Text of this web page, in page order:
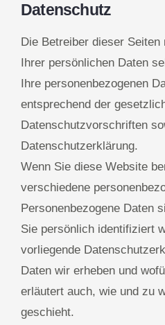
Datenschutz
Die Betreiber dieser Seiten
Ihrer persönlichen Daten
Ihre personenbezogenen
entsprechend der
Datenschutzvorschriften
Datenschutzerklärung.
Wenn Sie diese Website
verschiedene
Personenbezogene Daten
Sie persönlich identifiziert
vorliegende
Daten wir erheben und
erläutert auch, wie und zu
geschieht.